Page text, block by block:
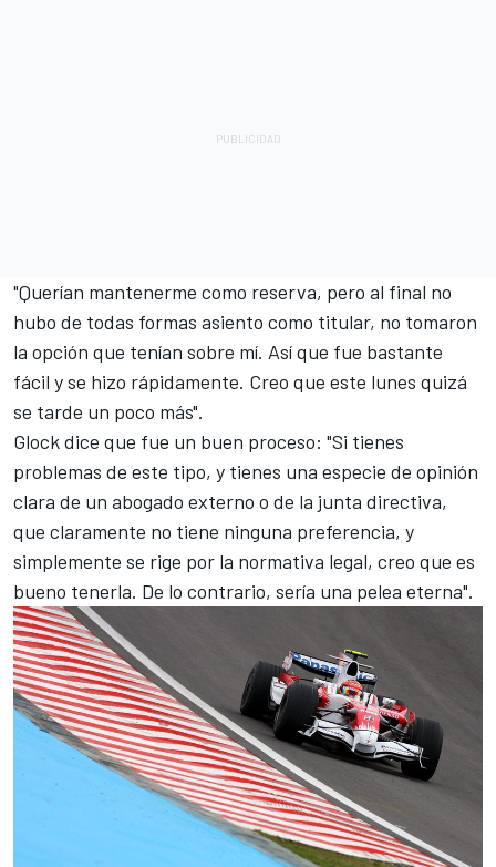
"Querían mantenerme como reserva, pero al final no
hubo de todas formas asiento como titular, no tomaron
la opción que tenían sobre mí. Así que fue bastante
fácil y se hizo rápidamente. Creo que este lunes quizá
se tarde un poco más".
Glock dice que fue un buen proceso: "Si tienes
problemas de este tipo, y tienes una especie de opinión
clara de un abogado externo o de la junta directiva,
que claramente no tiene ninguna preferencia, y
simplemente se rige por la normativa legal, creo que es
bueno tenerla. De lo contrario, sería una pelea eterna".